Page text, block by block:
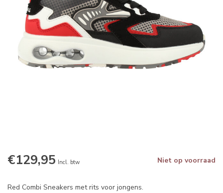
€129,95 Incl. btw Niet op voorraad
Red Combi Sneakers met rits voor jongens.